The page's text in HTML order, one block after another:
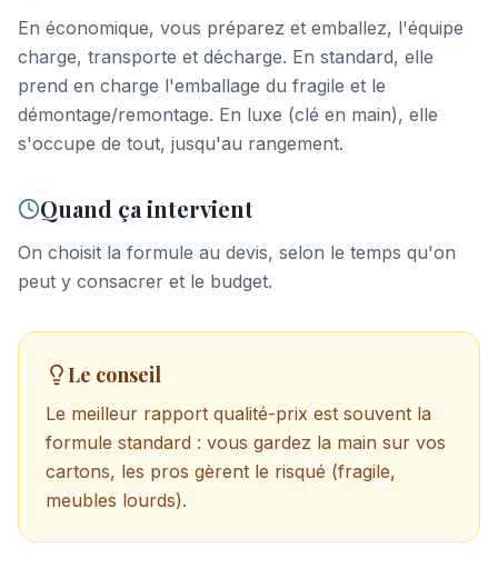
En économique, vous préparez et emballez, l'équipe
charge, transporte et décharge. En standard, elle
prend en charge l'emballage du fragile et le
démontage/remontage. En luxe (clé en main), elle
s'occupe de tout, jusqu'au rangement.
Quand ça intervient
On choisit la formule au devis, selon le temps qu'on
peut y consacrer et le budget.
Le conseil
Le meilleur rapport qualité-prix est souvent la
formule standard : vous gardez la main sur vos
cartons, les pros gèrent le risqué (fragile,
meubles lourds).